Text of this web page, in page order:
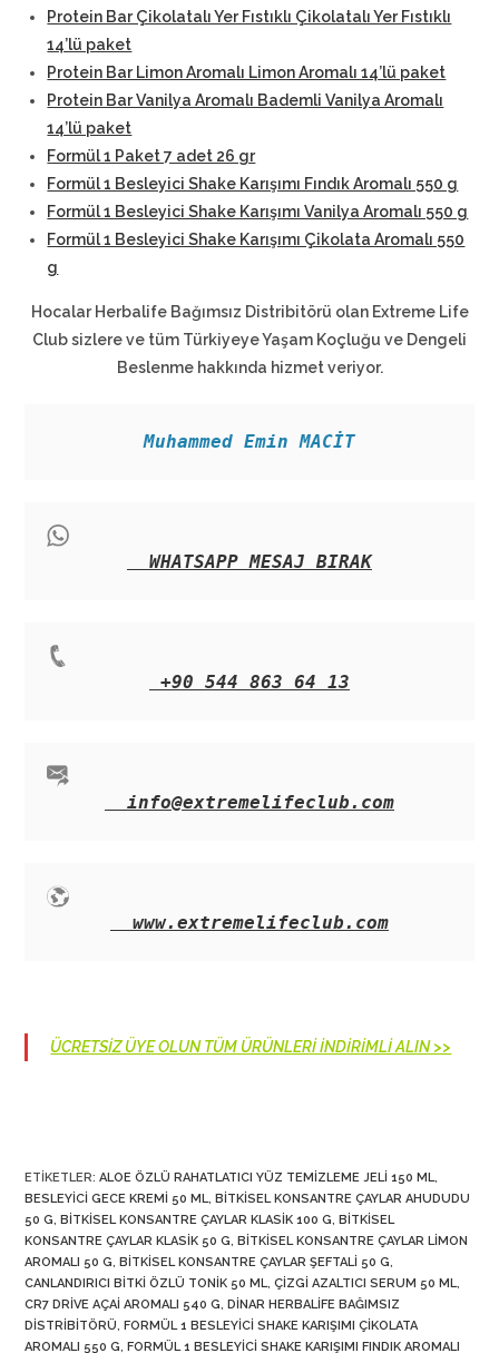
Protein Bar Çikolatalı Yer Fıstıklı Çikolatalı Yer Fıstıklı
14’lü paket
Protein Bar Limon Aromalı Limon Aromalı 14’lü paket
Protein Bar Vanilya Aromalı Bademli Vanilya Aromalı
14’lü paket
Formül 1 Paket 7 adet 26 gr
Formül 1 Besleyici Shake Karışımı Fındık Aromalı 550 g
Formül 1 Besleyici Shake Karışımı Vanilya Aromalı 550 g
Formül 1 Besleyici Shake Karışımı Çikolata Aromalı 550
g
Hocalar Herbalife Bağımsız Distribitörü olan Extreme Life
Club sizlere ve tüm Türkiyeye Yaşam Koçluğu ve Dengeli
Beslenme hakkında hizmet veriyor.
Muhammed Emin MACİT
WHATSAPP MESAJ BIRAK
+90 544 863 64 13
info@extremelifeclub.com
www.extremelifeclub.com
ÜCRETSİZ ÜYE OLUN TÜM ÜRÜNLERİ İNDİRİMLİ ALIN >>
ETIKETLER:ALOE ÖZLÜ RAHATLATICI YÜZ TEMIZLEME JELI 150 ML,
BESLEYICI GECE KREMI 50 ML, BITKISEL KONSANTRE ÇAYLAR AHUDUDU
50 G, BITKISEL KONSANTRE ÇAYLAR KLASIK 100 G, BITKISEL
KONSANTRE ÇAYLAR KLASIK 50 G, BITKISEL KONSANTRE ÇAYLAR LIMON
AROMALI 50 G, BITKISEL KONSANTRE ÇAYLAR ŞEFTALI 50 G,
CANLANDIRICI BITKI ÖZLÜ TONIK 50 ML, ÇIZGI AZALTICI SERUM 50 ML,
CR7 DRIVE AÇAI AROMALI 540 G, DINAR HERBALIFE BAĞIMSIZ
DISTRIBITÖRÜ, FORMÜL 1 BESLEYICI SHAKE KARIŞIMI ÇIKOLATA
AROMALI 550 G, FORMÜL 1 BESLEYICI SHAKE KARIŞIMI FINDIK AROMALI